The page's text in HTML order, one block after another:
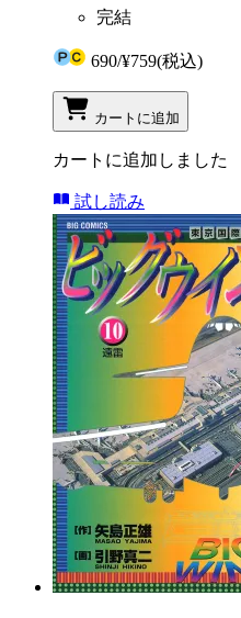
完結
690/¥759(税込)
カートに追加
カートに追加しました
試し読み